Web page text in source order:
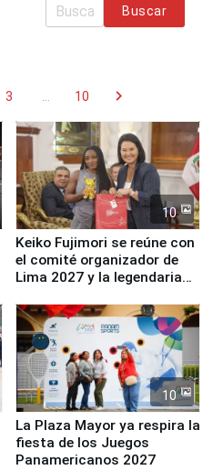
Buscar
3 ... 10 chevron_right
10
Keiko Fujimori se reúne con
el comité organizador de
Lima 2027 y la legendaria
10
La Plaza Mayor ya respira la
fiesta de los Juegos
Panamericanos 2027